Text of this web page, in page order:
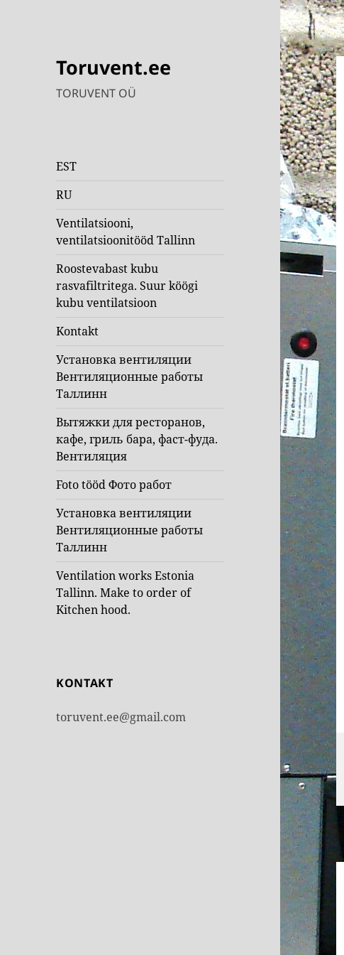
Toruvent.ee
TORUVENT OÜ
EST
RU
Ventilatsiooni,
ventilatsioonitööd Tallinn
Roostevabast kubu
rasvafiltritega. Suur köögi
kubu ventilatsioon
Kontakt
Установка вентиляции
Вентиляционные работы
Таллинн
Вытяжки для ресторанов,
кафе, гриль бара, фаст-фуда.
Вентиляция
Foto tööd Фото работ
Установка вентиляции
Вентиляционные работы
Таллинн
Ventilation works Estonia
Tallinn. Make to order of
Kitchen hood.
KONTAKT
toruvent.ee@gmail.com